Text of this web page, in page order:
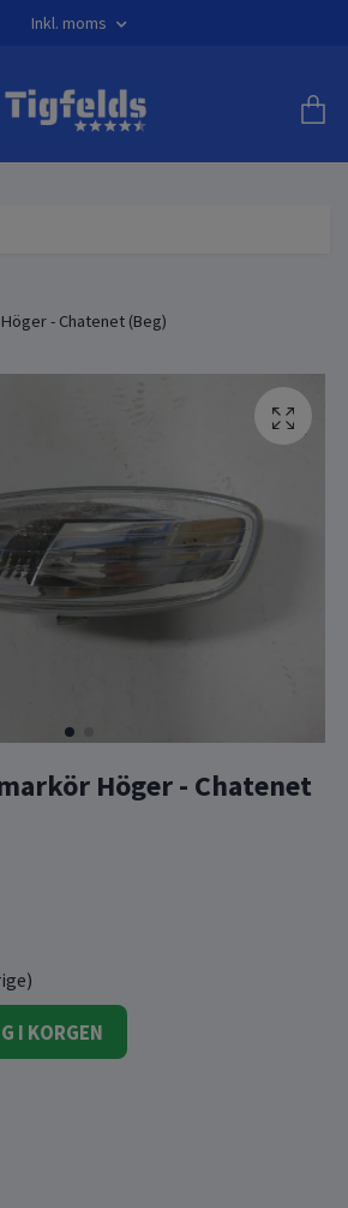
Inkl. moms
- Chatenet (Beg)
Höger - Chatenet
I KORGEN